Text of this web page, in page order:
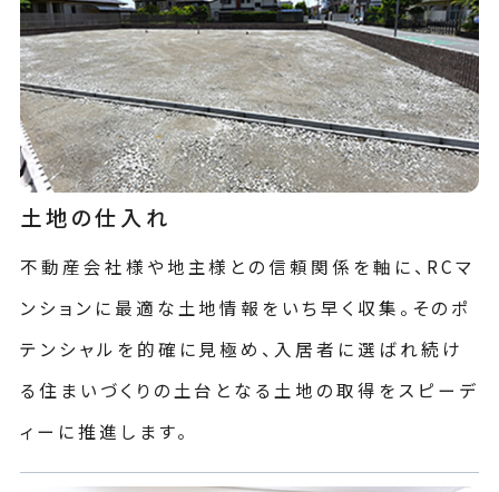
土地の仕入れ
不動産会社様や地主様との信頼関係を軸に、RCマ
ンションに最適な土地情報をいち早く収集。そのポ
テンシャルを的確に見極め、入居者に選ばれ続け
る住まいづくりの土台となる土地の取得をスピーデ
ィーに推進します。